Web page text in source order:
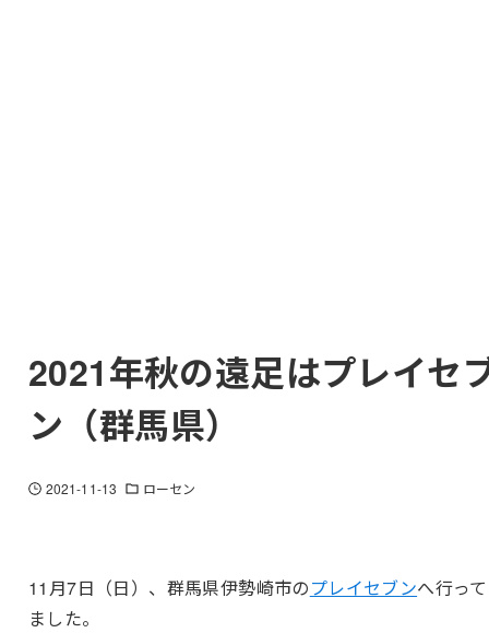
2021年秋の遠足はプレイセ
ン（群馬県）
2021-11-13 ローセン
11月7日（日）、群馬県伊勢崎市のプレイセブンへ行っ
ました。